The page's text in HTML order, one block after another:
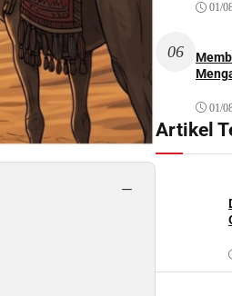
−
01/
06
01/
Artikel